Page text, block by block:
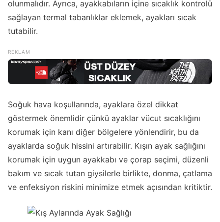
olunmalıdır. Ayrıca, ayakkabıların içine sıcaklık kontrolü
sağlayan termal tabanlıklar eklemek, ayakları sıcak
tutabilir.
Soğuk hava koşullarında, ayaklara özel dikkat
göstermek önemlidir çünkü ayaklar vücut sıcaklığını
korumak için kanı diğer bölgelere yönlendirir, bu da
ayaklarda soğuk hissini artırabilir. Kışın ayak sağlığını
korumak için uygun ayakkabı ve çorap seçimi, düzenli
bakım ve sıcak tutan giysilerle birlikte, donma, çatlama
ve enfeksiyon riskini minimize etmek açısından kritiktir.